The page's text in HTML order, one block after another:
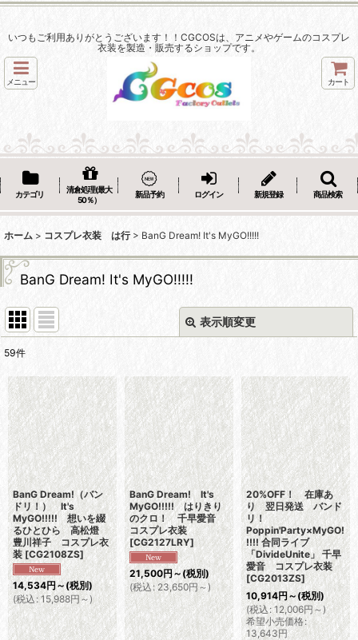
いつもご利用ありがとうございます！！CGCOSは、アニメやゲームのコスプレ
衣装を製造・販売するショップです。
メニュー カート
カテゴリ
清倉処理(最大
50％）
新品予約 ログイン 新規登録 商品検索
ホーム > コスプレ衣装 は行 > BanG Dream! It's MyGO!!!!!
BanG Dream! It's MyGO!!!!!
表示順変更
並び順:
絞り込む
59件
BanG Dream!（バン
ドリ！） It's
MyGO!!!!! 想いを綴
るひとひら 高松燈
豊川祥子 コスプレ衣
装 [CG2108ZS]
14,534円～(税別)
(税込 : 15,988円～)
BanG Dream! It's
MyGO!!!!! はりきり
のクロ！ 千早愛音
コスプレ衣装
[CG2127LRY]
21,500円～ (税別)
(税込: 23,650円～)
20%OFF！ 在庫あ
り 翌日発送 バンド
リ！
Poppin'Party×MyGO!
!!!! 合同ライブ
「DivideUnite」 千早
愛音 コスプレ衣装
[CG2013ZS]
10,914円～(税別)
(税込: 12,006円～ )
希望小売価格:
13,643円